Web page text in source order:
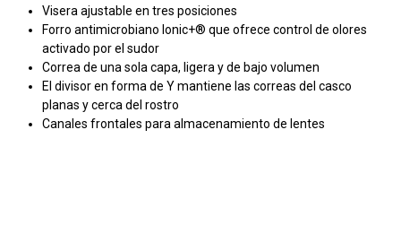
Visera ajustable en tres posiciones
Forro antimicrobiano Ionic+® que ofrece control de olores
activado por el sudor
Correa de una sola capa, ligera y de bajo volumen
El divisor en forma de Y mantiene las correas del casco
planas y cerca del rostro
Canales frontales para almacenamiento de lentes